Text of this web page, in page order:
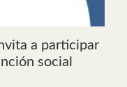
a participar
social